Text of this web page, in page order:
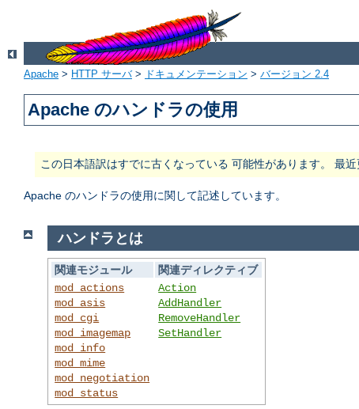
Apache > HTTP サーバ> ドキュメンテーション > バージョン 2.4
Apache のハンドラの使用
この日本語訳はすでに古くなっている 可能性があります。 最
Apache のハンドラの使用に関して記述しています。
ハンドラとは
関連モジュール
関連ディレクティブ
mod_actions
mod_asis
mod_cgi
mod_imagemap
mod_info
mod_mime
mod_negotiation
mod_status
Action
AddHandler
RemoveHandler
SetHandler